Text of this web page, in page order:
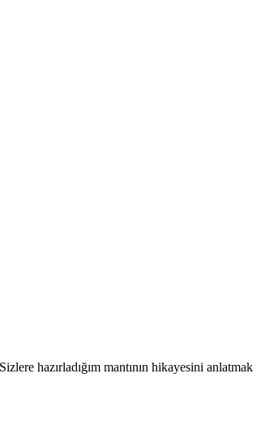
hazırladığım mantının hikayesini anlatmak